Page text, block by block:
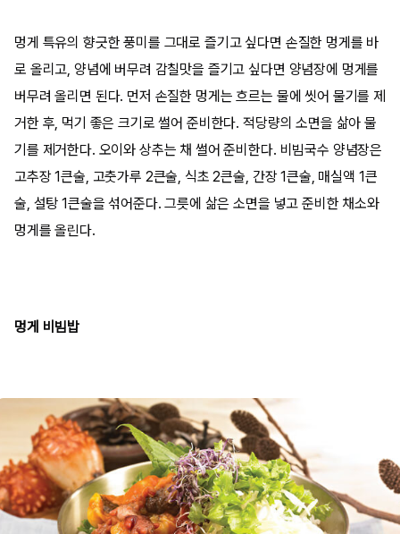
멍게 특유의 향긋한 풍미를 그대로 즐기고 싶다면 손질한 멍게를 바
로 올리고, 양념에 버무려 감칠맛을 즐기고 싶다면 양념장에 멍게를
버무려 올리면 된다. 먼저 손질한 멍게는 흐르는 물에 씻어 물기를 제
거한 후, 먹기 좋은 크기로 썰어 준비한다. 적당량의 소면을 삶아 물
기를 제거한다. 오이와 상추는 채 썰어 준비한다. 비빔국수 양념장은
고추장 1큰술, 고춧가루 2큰술, 식초 2큰술, 간장 1큰술, 매실액 1큰
술, 설탕 1큰술을 섞어준다. 그릇에 삶은 소면을 넣고 준비한 채소와
멍게를 올린다.
멍게 비빔밥